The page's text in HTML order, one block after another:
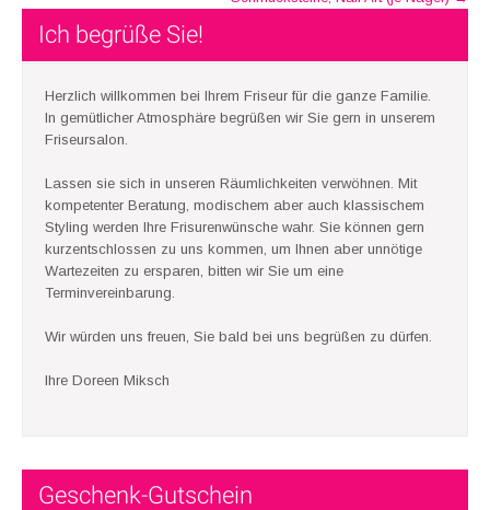
Ich begrüße Sie!
Herzlich willkommen bei Ihrem Friseur für die ganze Familie.
In gemütlicher Atmosphäre begrüßen wir Sie gern in unserem
Friseursalon.
Lassen sie sich in unseren Räumlichkeiten verwöhnen. Mit
kompetenter Beratung, modischem aber auch klassischem
Styling werden Ihre Frisurenwünsche wahr. Sie können gern
kurzentschlossen zu uns kommen, um Ihnen aber unnötige
Wartezeiten zu ersparen, bitten wir Sie um eine
Terminvereinbarung.
Wir würden uns freuen, Sie bald bei uns begrüßen zu dürfen.
Ihre Doreen Miksch
Geschenk-Gutschein